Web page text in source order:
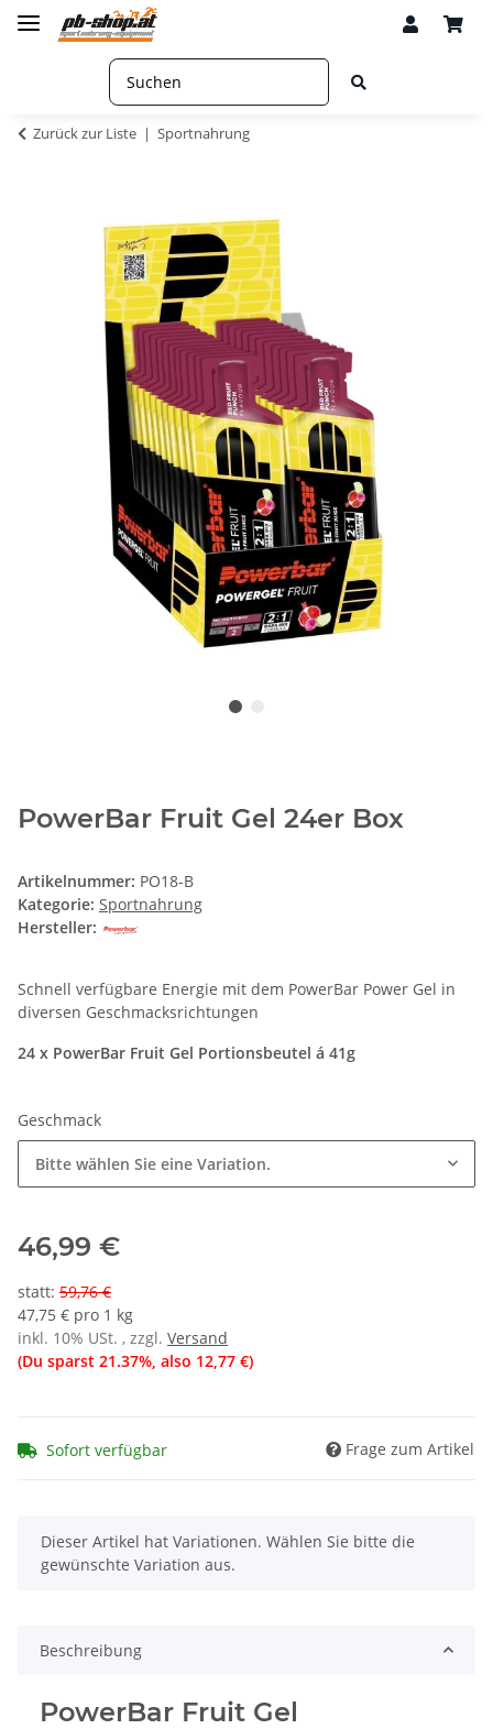
Zurück zur Liste Sportnahrung
PowerBar Fruit Gel 24er Box
Artikelnummer: PO18-B
Kategorie: Sportnahrung
Hersteller:
Schnell verfügbare Energie mit dem PowerBar Power Gel in
diversen Geschmacksrichtungen
24 x PowerBar Fruit Gel Portionsbeutel á 41g
Geschmack
Bitte wählen Sie eine Variation.
46,99 €
statt: 59,76 €
47,75 € pro 1 kg
inkl. 10% USt. , zzgl. Versand
(Du sparst 21.37%, also 12,77 €)
Sofort verfügbar Frage zum Artikel
x
Dieser Artikel hat Variationen. Wählen Sie bitte die
gewünschte Variation aus.
Beschreibung
PowerBar Fruit Gel